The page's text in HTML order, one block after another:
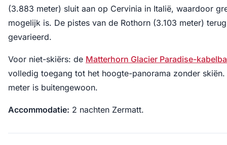
(3.883 meter) sluit aan op Cervinia in Italië, waardoor
mogelijk is. De pistes van de Rothorn (3.103 meter)
gevarieerd.
Voor niet-skiërs: de Matterhorn Glacier Paradise-
volledig toegang tot het hoogte-panorama zonder
meter is buitengewoon.
Accommodatie: 2 nachten Zermatt.